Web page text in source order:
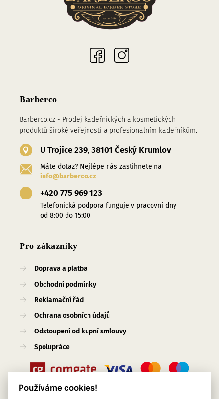
Barberco
Barberco.cz - Prodej kadeřnických a kosmetických
produktů široké veřejnosti a profesionalním kadeřníkům.
U Trojice 239, 38101 Český Krumlov
Máte dotaz? Nejlépe nás zastihnete na
info@barberco.cz
+420 775 969 123
Telefonická podpora funguje v pracovní dny
od 8:00 do 15:00
Pro zákazníky
Doprava a platba
Obchodní podmínky
Reklamační řád
Ochrana osobních údajů
Odstoupení od kupní smlouvy
Spolupráce
Používáme cookies!